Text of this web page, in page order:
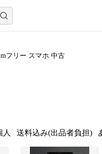
フリー スマホ 中古
人 送料込み(出品者負担)